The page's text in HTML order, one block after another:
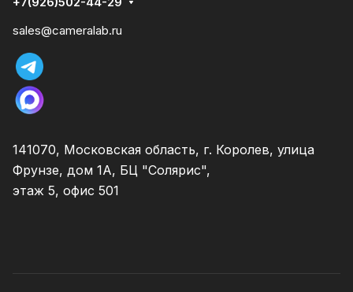
sales@cameralab.ru
141070, Московская область, г. Королев, улица
Фрунзе, дом 1А, БЦ "Солярис",
этаж 5, офис 501